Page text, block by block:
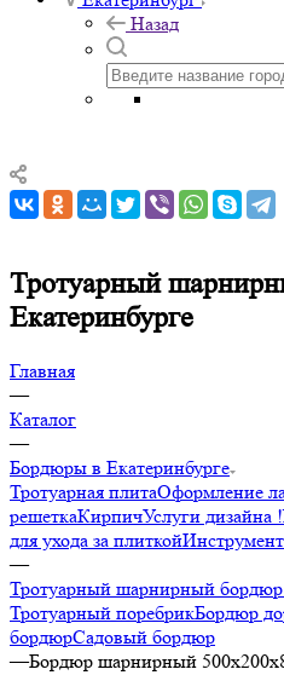
Назад
Тротуарный
Екатеринбурге
Главная
—
Каталог
—
Бордюры в Екатеринбурге
Тротуарная плитаОформление
решеткаКирпичУслуги дизайна
для ухода за плиткой
—
Тротуарный шарнирный бордюр
Тротуарный поребрикБордюр
бордюрСадовый бордюр
—Бордюр шарнирный